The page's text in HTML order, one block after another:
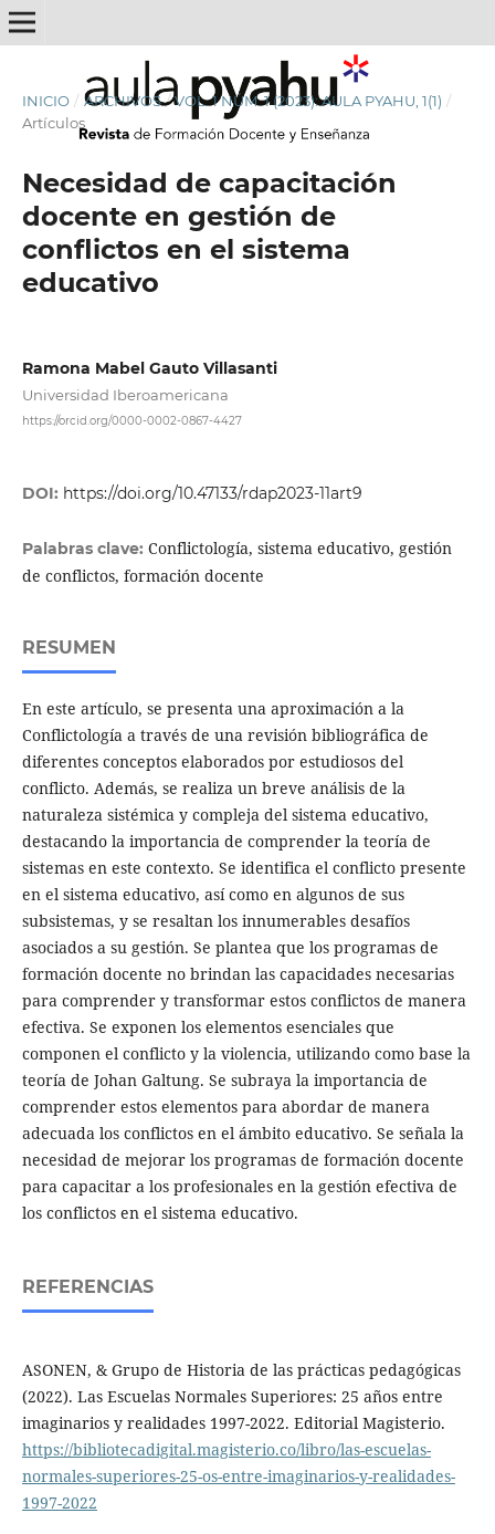
INICIO / ARCHIVOS / VOL. 1 NÚM. 1 (2023): AULA PYAHU, 1(1) /
Artículos
Necesidad de capacitación
docente en gestión de
conflictos en el sistema
educativo
Ramona Mabel Gauto Villasanti
Universidad Iberoamericana
https://orcid.org/0000-0002-0867-4427
DOI: https://doi.org/10.47133/rdap2023-11art9
Palabras clave: Conflictología, sistema educativo, gestión
de conflictos, formación docente
RESUMEN
En este artículo, se presenta una aproximación a la
Conflictología a través de una revisión bibliográfica de
diferentes conceptos elaborados por estudiosos del
conflicto. Además, se realiza un breve análisis de la
naturaleza sistémica y compleja del sistema educativo,
destacando la importancia de comprender la teoría de
sistemas en este contexto. Se identifica el conflicto presente
en el sistema educativo, así como en algunos de sus
subsistemas, y se resaltan los innumerables desafíos
asociados a su gestión. Se plantea que los programas de
formación docente no brindan las capacidades necesarias
para comprender y transformar estos conflictos de manera
efectiva. Se exponen los elementos esenciales que
componen el conflicto y la violencia, utilizando como base la
teoría de Johan Galtung. Se subraya la importancia de
comprender estos elementos para abordar de manera
adecuada los conflictos en el ámbito educativo. Se señala la
necesidad de mejorar los programas de formación docente
para capacitar a los profesionales en la gestión efectiva de
los conflictos en el sistema educativo.
REFERENCIAS
ASONEN, & Grupo de Historia de las prácticas pedagógicas
(2022). Las Escuelas Normales Superiores: 25 años entre
imaginarios y realidades 1997-2022. Editorial Magisterio.
https://bibliotecadigital.magisterio.co/libro/las-escuelas-
normales-superiores-25-os-entre-imaginarios-y-realidades-
1997-2022